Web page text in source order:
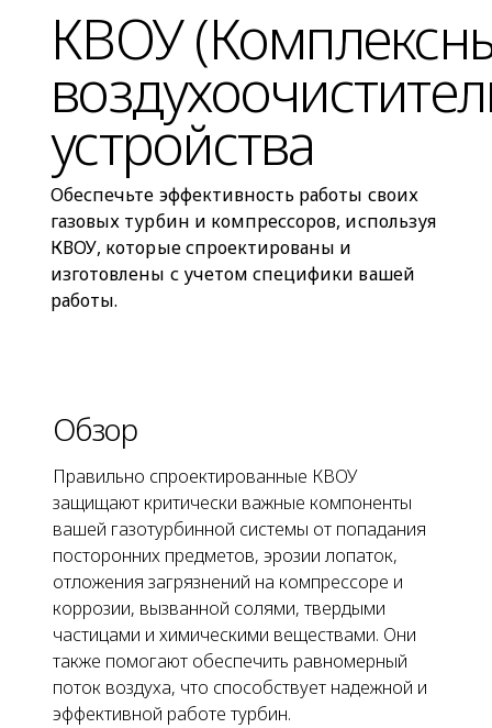
КВОУ
устройства
Обеспечьте эффективность работы своих
газовых турбин и компрессоров, используя
КВОУ, которые спроектированы и
изготовлены с учетом специфики вашей
работы.
Обзор
Правильно спроектированные КВОУ
защищают критически важные компоненты
вашей газотурбинной системы от попадания
посторонних предметов, эрозии лопаток,
отложения загрязнений на компрессоре и
коррозии, вызванной солями, твердыми
частицами и химическими веществами. Они
также помогают обеспечить равномерный
поток воздуха, что способствует надежной и
эффективной работе турбин.